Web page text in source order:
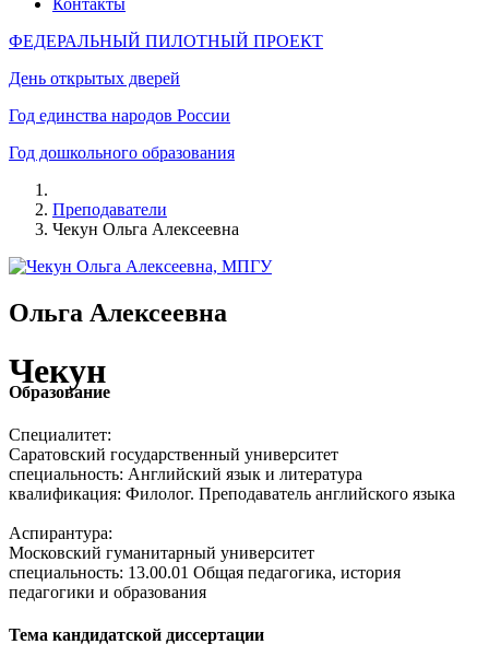
Контакты
ФЕДЕРАЛЬНЫЙ ПИЛОТНЫЙ ПРОЕКТ
День открытых дверей
Год единства народов России
Год дошкольного образования
Преподаватели
Чекун Ольга Алексеевна
Ольга Алексеевна
Чекун
Образование
Специалитет:
Саратовский государственный университет
специальность: Английский язык и литература
квалификация: Филолог. Преподаватель английского языка
Аспирантура:
Московский гуманитарный университет
специальность: 13.00.01 Общая педагогика, история
педагогики и образования
Тема кандидатской диссертации